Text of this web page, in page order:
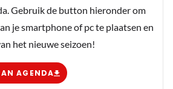
van Hulkenberg. Die man wordt met het
beter en beter.
Gebruik de button hieronder om
je smartphone of pc te plaatsen en
het nieuwe seizoen!
AGENDA